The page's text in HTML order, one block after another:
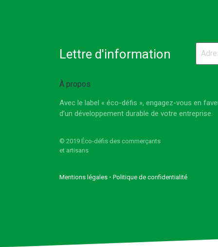
Lettre d'information
À propos
Avec le label « éco-défis », engagez-vous en
d’un développement durable de votre entreprise.
© 2019 Éco-défis des commerçants
et artisans
Mentions légales • Politique de confidentialité